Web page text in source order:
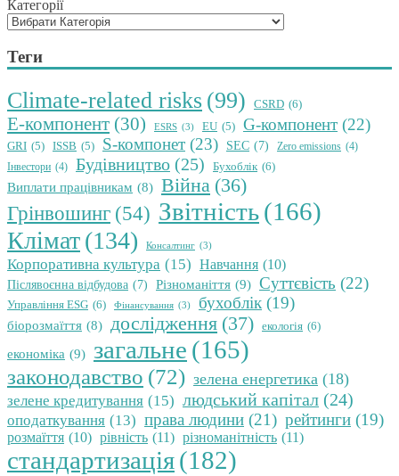
Категорії
Теги
Climate-related risks (99) CSRD (6)
E-компонент (30) ESRS (3) EU (5) G-компонент (22)
GRI (5) ISSB (5) S-компонет (23) SEC (7) Zero emissions (4)
Інвестори (4) Будівництво (25) Бухоблік (6)
Виплати працівникам (8) Війна (36)
Грінвошинг (54) Звітність(166)
Клімат(134) Консалтинг (3)
Корпоративна культура (15) Навчання (10)
Післявоєнна відбудова (7) Різноманіття (9) Суттєвість (22)
Управління ESG (6) Фінансування (3) бухоблік (19)
біорозмаїття (8) дослідження (37) екологія (6)
економіка (9) загальне (165)
законодавство (72) зелена енергетика (18)
зелене кредитування (15) людський капітал (24)
оподаткування (13) права людини (21) рейтинги (19)
розмаїття (10) рівність (11) різноманітність (11)
стандартизація(182)